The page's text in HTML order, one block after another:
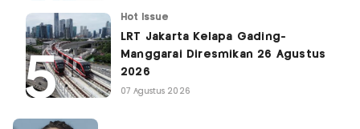
Hot Issue
LRT Jakarta Kelapa Gading-
Manggarai Diresmikan 26 Agustus
2026
07 Agustus 2026